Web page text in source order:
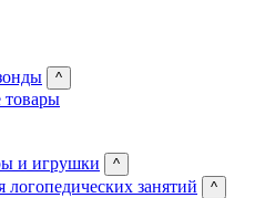
^
товары
и игрушки ^
логопедических занятий ^